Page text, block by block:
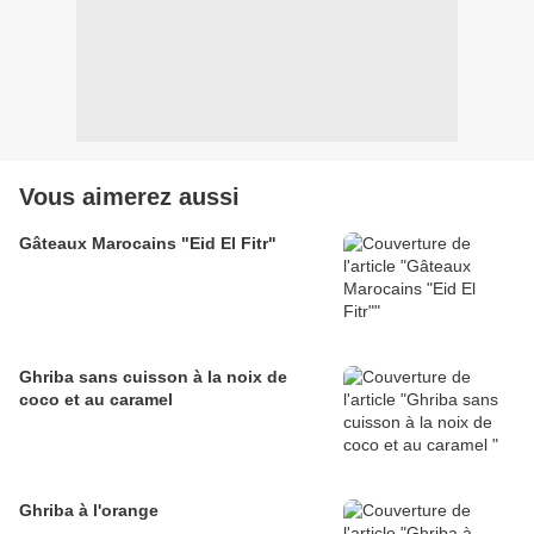
Vous aimerez aussi
Gâteaux Marocains "Eid El Fitr"
Ghriba sans cuisson à la noix de
coco et au caramel
Ghriba à l'orange